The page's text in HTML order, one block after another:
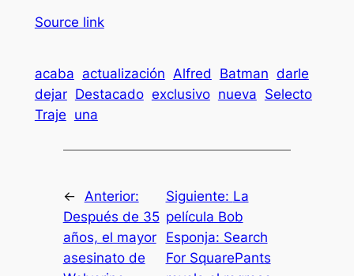
Source link
acaba actualización Alfred Batman darle
dejar Destacado exclusivo nueva Selecto
Traje una
← Anterior:
Después de 35
años, el mayor
asesinato de
Siguiente: La
película Bob
Esponja: Search
For SquarePants